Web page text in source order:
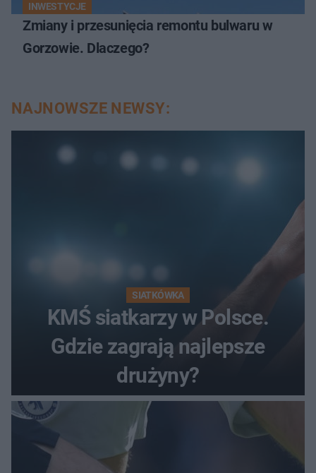
INWESTYCJE
Zmiany i przesunięcia remontu bulwaru w
Gorzowie. Dlaczego?
NAJNOWSZE NEWSY:
SIATKÓWKA
KMŚ siatkarzy w Polsce.
Gdzie zagrają najlepsze
drużyny?